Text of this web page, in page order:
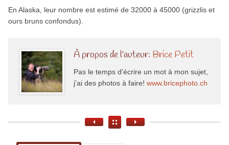
En Alaska, leur nombre est estimé de 32000 à 45000 (grizzlis et
ours bruns confondus).
À propos de l'auteur: Brice Petit
Pas le temps d'écrire un mot à mon sujet,
j'ai des photos à faire! www.bricephoto.ch